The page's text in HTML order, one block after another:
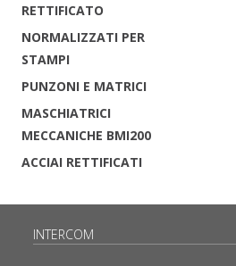
RETTIFICATO
NORMALIZZATI PER
STAMPI
PUNZONI E MATRICI
MASCHIATRICI
MECCANICHE BMI200
ACCIAI RETTIFICATI
INTERCOM